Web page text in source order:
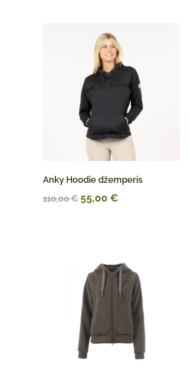
Anky Hoodie džemperis
110,00€ 55,00 €